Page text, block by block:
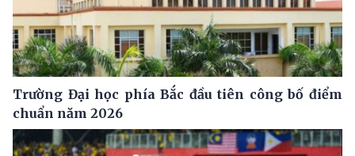
Trường Đại học phía Bắc đầu tiên công bố điểm
chuẩn năm 2026